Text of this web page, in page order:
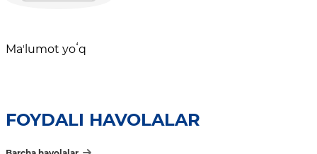
Maʼlumot yoʻq
FOYDALI HAVOLALAR